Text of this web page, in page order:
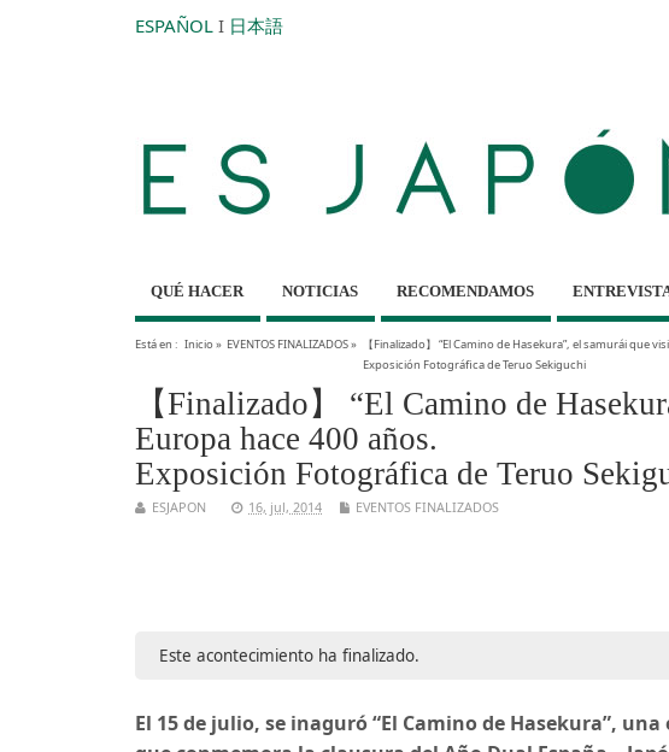
ESPAÑOL I 日本語
QUÉ HACER NOTICIAS RECOMENDAMOS
Está en : Inicio» EVENTOS FINALIZADOS»
【Finalizado】 “El Camino de Hasekura”, el samurái que
Exposición Fotográfica de Teruo Sekiguchi
【Finalizado】 “El Camino de
Europa hace 400 años.
Exposición Fotográfica de Teruo
ESJAPON 16, jul, 2014 EVENTOS FINALIZADOS
Este acontecimiento ha finalizado.
El 15 de julio, se inaguró “El Camino de Hasekura”,